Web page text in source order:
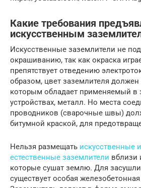
Какие требования
искусственным
Искусственные заземлители не
окрашиванию, так как окраска
препятствует отведению
образом, цвет заземлителя
которым обладает применяемый в
устройствах, металл. Но места
проводников (сварочные швы)
битумной краской, для
Нельзя размещать искусственные
естественные заземлители вблизи
которые сушат землю. Для
существует особая